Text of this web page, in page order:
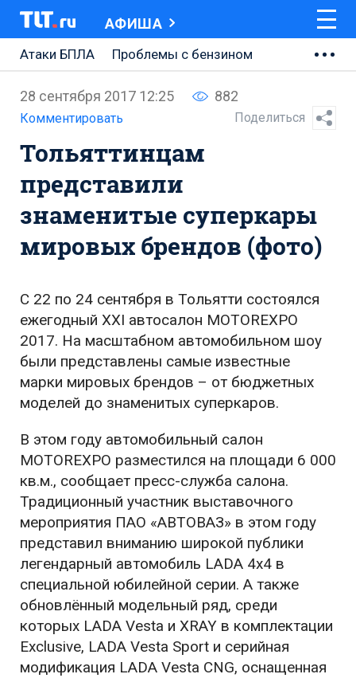
АФИША
Атаки БПЛА
Проблемы с бензином
Ремонт Центральной площади
Ремонт Обводного шоссе
Набережная Тольятти
Неделя Тольятти
28 сентября 2017 12:25 882
Комментировать Поделиться
Тольяттинцам
представили
знаменитые суперкары
мировых брендов (фото)
C 22 по 24 сентября в Тольятти состоялся
ежегодный XXI автосалон MOTOREXPO
2017. На масштабном автомобильном шоу
были представлены самые известные
марки мировых брендов – от бюджетных
моделей до знаменитых суперкаров.
В этом году автомобильный салон
MOTOREXPO разместился на площади 6 000
кв.м., сообщает пресс-служба салона.
Традиционный участник выставочного
мероприятия ПАО «АВТОВАЗ» в этом году
представил вниманию широкой публики
легендарный автомобиль LADA 4х4 в
специальной юбилейной серии. А также
обновлённый модельный ряд, среди
которых LADA Vesta и XRAY в комплектации
Exclusive, LADA Vesta Sport и серийная
модификация LADA Vesta CNG, оснащенная